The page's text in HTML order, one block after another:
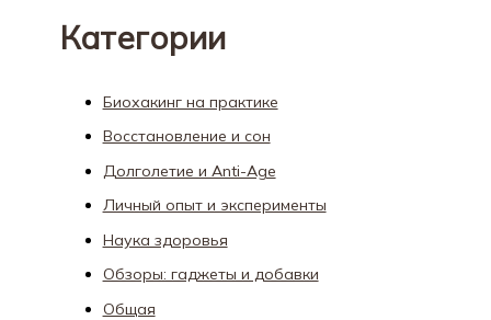
Категории
Биохакинг на практике
Восстановление и сон
Долголетие и Anti-Age
Личный опыт и эксперименты
Наука здоровья
Обзоры: гаджеты и добавки
Общая